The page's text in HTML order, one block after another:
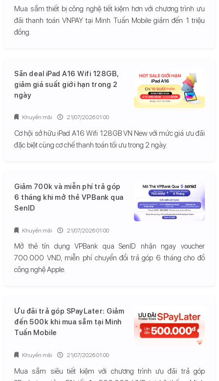
Mua sắm thiết bị công nghệ tiết kiệm hơn với chương trình ưu
đãi thanh toán VNPAY tại Minh Tuấn Mobile giảm đến 1 triệu
đồng.
Săn deal iPad A16 Wifi 128GB,
giảm giá suất giới hạn trong 2
ngày
Cơ hội sở hữu iPad A16 Wifi 128GB VN New với mức giá ưu đãi
đặc biệt cùng cơ chế thanh toán tối ưu trong 2 ngày.
Khuyến mãi 21/07/2026 01:00
Giảm 700k và miễn phí trả góp
6 tháng khi mở thẻ VPBank qua
SenID
Mở thẻ tín dụng VPBank qua SenID nhận ngay voucher
700.000 VND, miễn phí chuyển đổi trả góp 6 tháng cho đồ
công nghệ Apple.
Khuyến mãi 21/07/2026 01:00
Ưu đãi trả góp SPayLater: Giảm
đến 500k khi mua sắm tại Minh
Tuấn Mobile
Mua sắm siêu tiết kiệm với chương trình ưu đãi trả góp
Khuyến mãi 21/07/2026 01:00